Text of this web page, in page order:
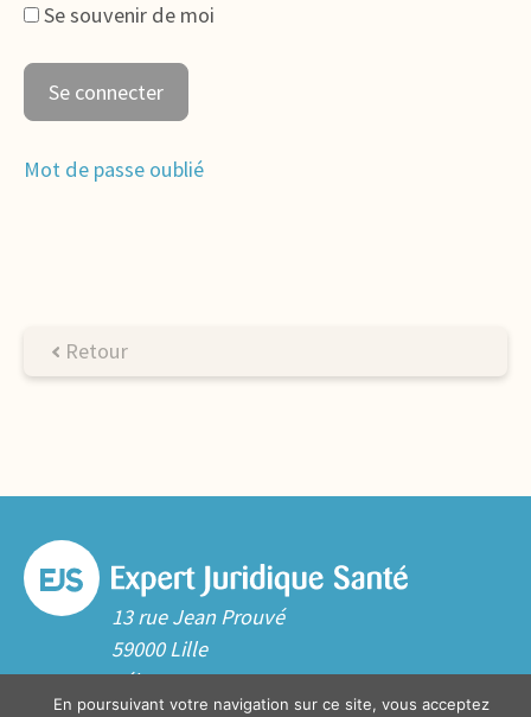
Se souvenir de moi
Mot de passe oublié
Retour
13 rue Jean Prouvé
59000 Lille
Tél. 03 20 06 70 10
En poursuivant votre navigation sur ce site, vous acceptez